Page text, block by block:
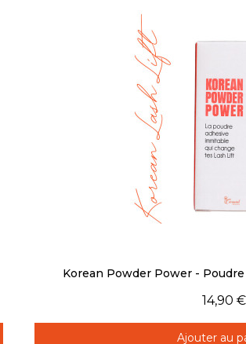
Aperçu
Korean Powder Power -
14,90 €
Ajouter au